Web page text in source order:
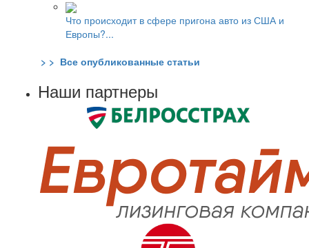
Что происходит в сфере пригона авто из США и
Европы?...
> > Все опубликованные статьи
Наши партнеры